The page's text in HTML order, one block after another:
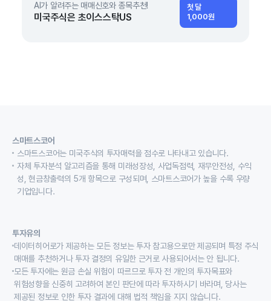
AI가 알려주는 매매신호와 종목추천!
미국주식은 초이스스탁US
첫 달
1,000원
스마트스코어
스마트스코어는 미국주식의 투자매력을 점수로 나타내고 있습니다.
자체 투자분석 알고리즘을 통해 미래성장성, 사업독점력, 재무안전성, 수익
성, 현금창출력의 5개 항목으로 구성되며, 스마트스코어가 높을 수록 우량
기업입니다.
투자유의
데이터히어로가 제공하는 모든 정보는 투자 참고용으로만 제공되며 특정 주식
매매를 추천하거나 투자 결정의 유일한 근거로 사용되어서는 안 됩니다.
모든 투자에는 원금 손실 위험이 따르므로 투자 전 개인의 투자목표와
위험성향을 신중히 고려하여 본인 판단에 따라 투자하시기 바라며, 당사는
제공된 정보로 인한 투자 결과에 대해 법적 책임을 지지 않습니다.